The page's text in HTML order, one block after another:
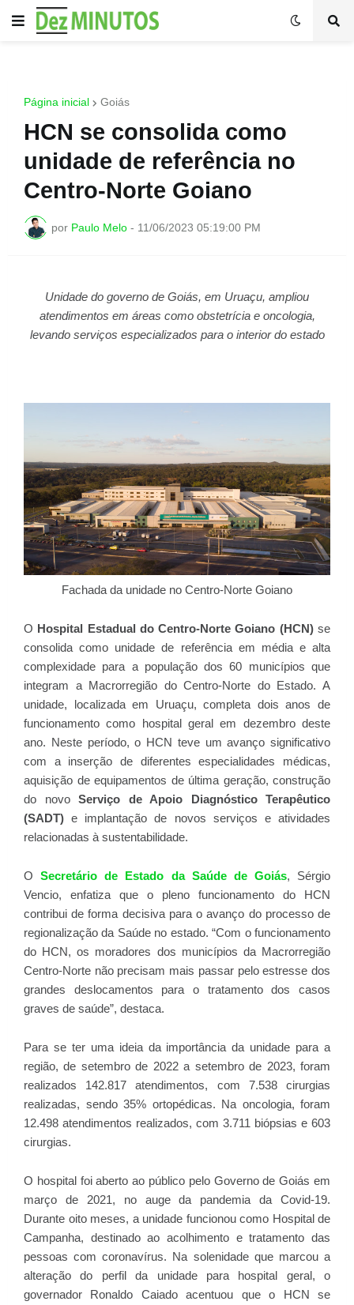
Página inicial Goiás
HCN se consolida como
unidade de referência no
Centro-Norte Goiano
por Paulo Melo - 11/06/2023 05:19:00 PM
Unidade do governo de Goiás, em Uruaçu, ampliou
atendimentos em áreas como obstetrícia e oncologia,
levando serviços especializados para o interior do estado
Fachada da unidade no Centro-Norte Goiano
O Hospital Estadual do Centro-Norte Goiano (HCN)se
consolida como unidade de referência em média e alta
complexidade para a população dos 60 municípios que
integram a Macrorregião do Centro-Norte do Estado. A
unidade, localizada em Uruaçu, completa dois anos de
funcionamento como hospital geral em dezembro deste
ano. Neste período, o HCN teve um avanço significativo
com a inserção de diferentes especialidades médicas,
aquisição de equipamentos de última geração, construção
do novo Serviço de Apoio Diagnóstico Terapêutico
(SADT) e implantação de novos serviços e atividades
relacionadas à sustentabilidade.
OSecretário de Estado da Saúde de Goiás, Sérgio
Vencio, enfatiza que o pleno funcionamento do HCN
contribui de forma decisiva para o avanço do processo de
regionalização da Saúde no estado. “Com o funcionamento
do HCN, os moradores dos municípios da Macrorregião
Centro-Norte não precisam mais passar pelo estresse dos
grandes deslocamentos para o tratamento dos casos
graves de saúde”, destaca.
Para se ter uma ideia da importância da unidade para a
região, de setembro de 2022 a setembro de 2023, foram
realizados 142.817 atendimentos, com 7.538 cirurgias
realizadas, sendo 35% ortopédicas. Na oncologia, foram
12.498 atendimentos realizados, com 3.711 biópsias e 603
cirurgias.
O hospital foi aberto ao público pelo Governo de Goiás em
março de 2021, no auge da pandemia da Covid-19.
Durante oito meses, a unidade funcionou como Hospital de
Campanha, destinado ao acolhimento e tratamento das
pessoas com coronavírus. Na solenidade que marcou a
alteração do perfil da unidade para hospital geral, o
governador Ronaldo Caiado acentuou que o HCN se